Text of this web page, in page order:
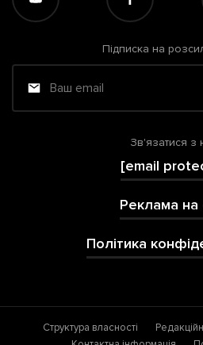
Підписка на
Зв'язатися з
[email
Реклама на
Політика
Структура власності